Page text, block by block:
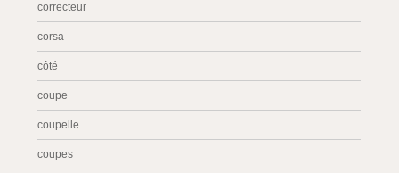
correcteur
corsa
côté
coupe
coupelle
coupes